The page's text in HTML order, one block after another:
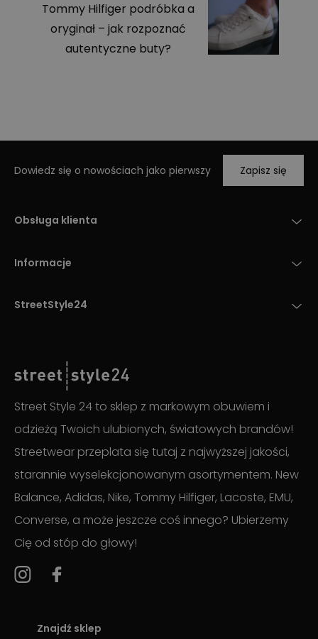
Tommy Hilfiger podróbka a
oryginał – jak rozpoznać
autentyczne buty?
Dowiedz się o nowościach jako pierwszy Zapisz się
Obsługa klienta
Informacje
StreetStyle24
Street Style 24 to sklep z markowym obuwiem i
odzieżą Twoich ulubionych, światowych brandów!
Streetwear przeplata się tutaj z najwyższej jakości,
starannie wyselekcjonowanym asortymentem. New
Balance, Adidas, Nike, Tommy Hilfiger, Lacoste, EMU,
Converse, a może jeszcze coś innego? Ubierzemy
Cię od stóp do głowy!
Znajdź sklep